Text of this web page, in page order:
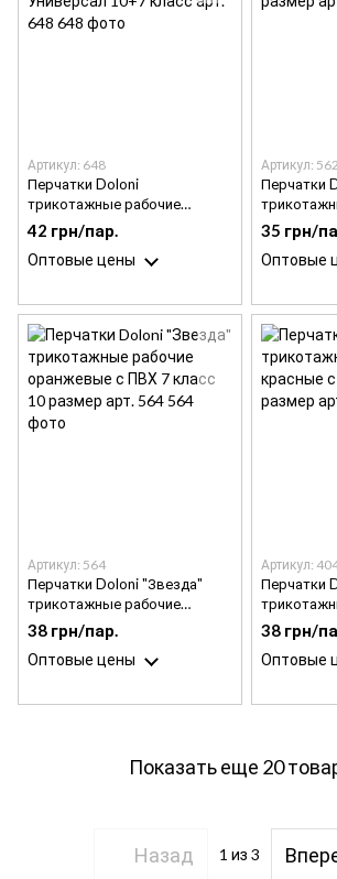
Артикул: 648
Перчатки Doloni
трикотажные рабочие
черные двойные с ПВХ
Универсал 10+7 класс арт.
648
42 грн/пар.
Оптовые цены
Артикул: 562
Перчатки
черные с
размер
35 грн/
Оптовые
Артикул: 564
Перчатки Doloni "Звезда"
трикотажные рабочие
оранжевые с ПВХ 7 класс 10
размер арт. 564
38 грн/пар.
Оптовые цены
Артикул:
Перчатки
красные с
размер
38 грн/
Оптовые
Показать еще 20
Назад 1 из 3